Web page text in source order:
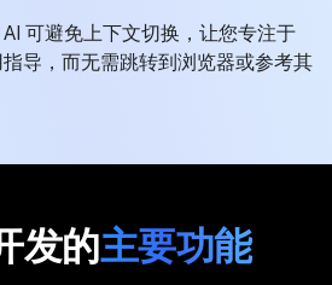
可避免上下文切换，让您专注于
导，而无需跳转到浏览器或参考其
发的主要功能